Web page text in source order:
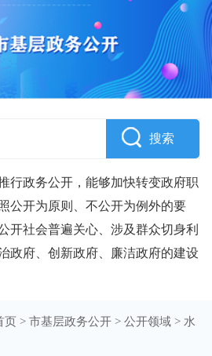
搜索
行政务公开，能够加快转变政府职
公开为原则、不公开为例外的要
开社会普遍关心、涉及群众切身利
政府、创新政府、廉洁政府的建设
页 > 市基层政务公开 > 公开领域 > 水